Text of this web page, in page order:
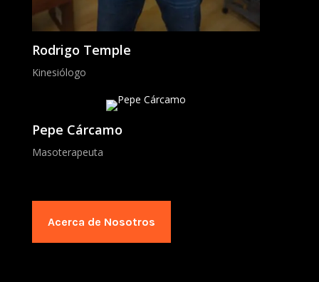
Rodrigo Temple
Kinesiólogo
Pepe Cárcamo
Masoterapeuta
Acerca de Nosotros